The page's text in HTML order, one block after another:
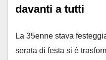
davanti a tutti
La 35enne stava
serata di festa si è